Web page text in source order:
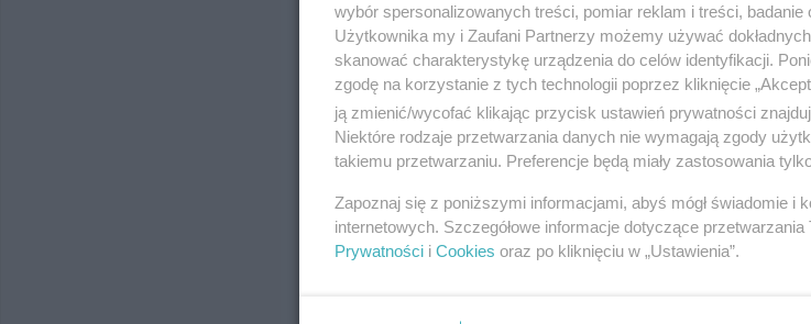
E-PALACZ
ul. Jagiellońska
Telefon:
Kategoria:
Handel
wybór spersonalizowanych treści, pomiar reklam i treści, badanie
Użytkownika my i Zaufani Partnerzy możemy używać
skanować charakterystykę urządzenia do celów identyfikacji.
zgodę na korzystanie z tych technologii poprzez kliknięcie
ją zmienić/wycofać klikając przycisk ustawień prywatności
Niektóre rodzaje przetwarzania danych nie wymagają zgody
takiemu przetwarzaniu. Preferencje będą miały zastosowania
Zapoznaj się z poniższymi informacjami, abyś mógł świadomie
internetowych. Szczegółowe informacje dotyczące
Prywatności i Cookies oraz po kliknięciu w „Ustawienia”.